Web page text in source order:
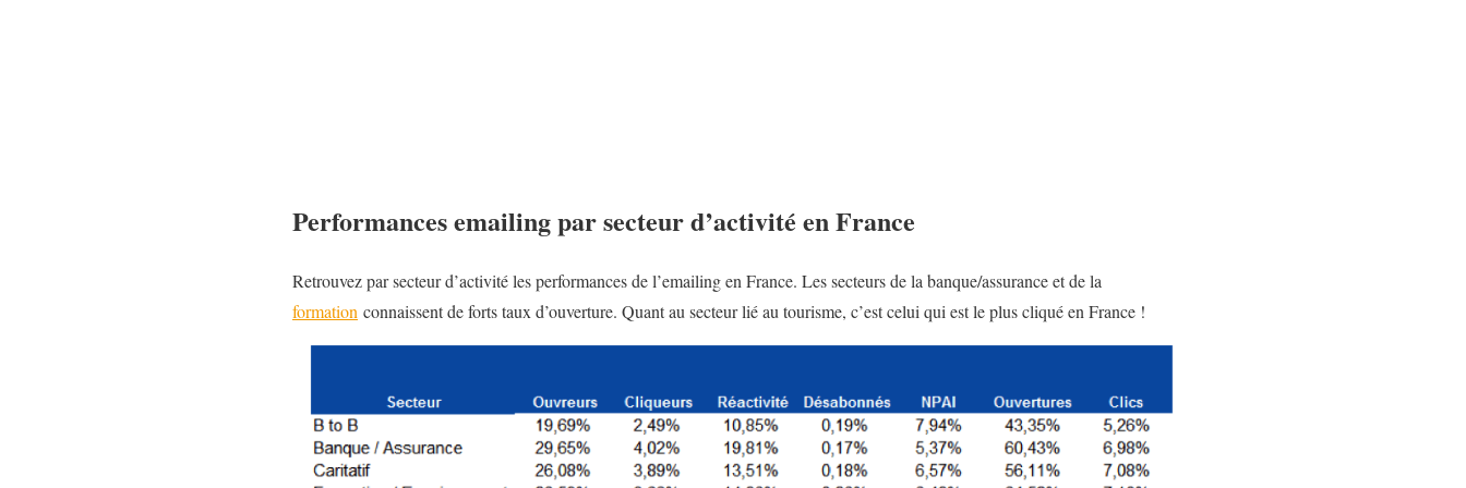
Performances emailing par secteur d’activité en France
Retrouvez par secteur d’activité les performances de l’emailing en France. Les secteurs de la banque/assurance et de la
formation connaissent de forts taux d’ouverture. Quant au secteur lié au tourisme, c’est celui qui est le plus cliqué en France !